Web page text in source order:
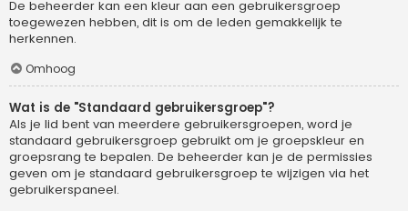
De beheerder kan een kleur aan een gebruikersgroep
toegewezen hebben, dit is om de leden gemakkelijk te
herkennen.
Omhoog
Wat is de "Standaard gebruikersgroep"?
Als je lid bent van meerdere gebruikersgroepen, word je
standaard gebruikersgroep gebruikt om je groepskleur en
groepsrang te bepalen. De beheerder kan je de permissies
geven om je standaard gebruikersgroep te wijzigen via het
gebruikerspaneel.